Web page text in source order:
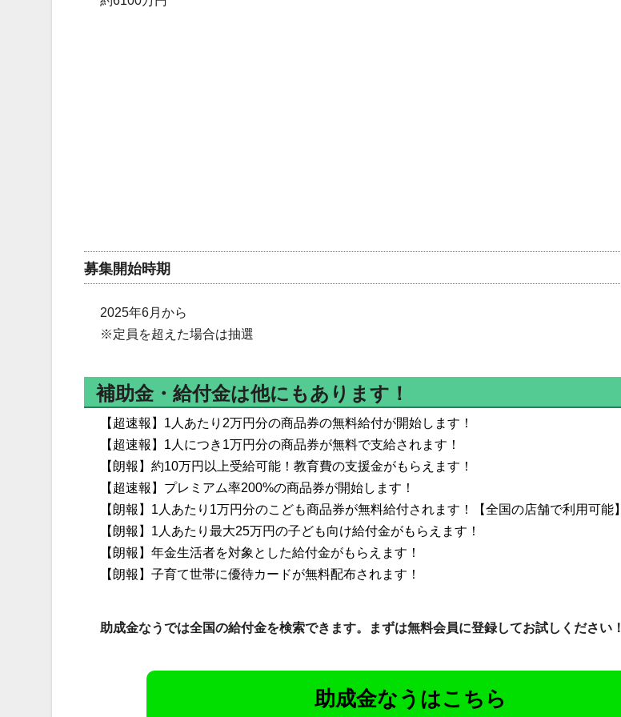
募集開始時期
2025年6月から
※定員を超えた場合は抽選
補助金・給付金は他にもあります！
【超速報】1人あたり2万円分の商品券の無料給付が開始します！
【超速報】1人につき1万円分の商品券が無料で支給されます！
【朗報】約10万円以上受給可能！教育費の支援金がもらえます！
【超速報】プレミアム率200%の商品券が開始します！
【朗報】1人あたり1万円分のこども商品券が無料給付されます！【全国の店舗で利用可能】
【朗報】1人あたり最大25万円の子ども向け給付金がもらえます！
【朗報】年金生活者を対象とした給付金がもらえます！
【朗報】子育て世帯に優待カードが無料配布されます！
助成金なうでは全国の給付金を検索できます。まずは無料会員に登録してお試しください！
助成金なうはこちら